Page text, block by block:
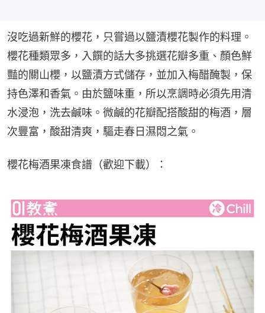
沒吃過新鮮的櫻花，只嘗過以鹽漬櫻花製作的料理。
櫻花種類眾多，入饌的話大多挑選花瓣多重、顏色鮮
豔的關山櫻，以鹽漬方式儲存，並加入梅醋醃製，保
持色澤和香氣。由於鹽味重，所以烹調時必須先用清
水浸泡，洗去鹹味。微鹹的花瓣配搭酸甜的梅酒，層
次豐富，酸甜清爽，驅走春日濕悶之氣。
櫻花梅酒果凍食譜（歡迎下載）：